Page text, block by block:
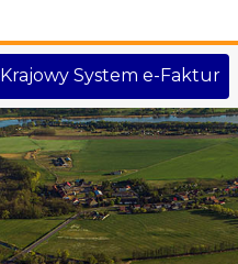
Krajowy System e-Faktur